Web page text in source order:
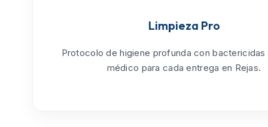
Limpieza Pro
Protocolo dehigiene profunda con bactericidas
médico para cada entrega en Rejas.